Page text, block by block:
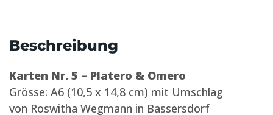
Beschreibung
Karten Nr. 5 – Platero & Omero
Grösse: A6 (10,5 x 14,8 cm) mit Umschlag
von Roswitha Wegmann in Bassersdorf